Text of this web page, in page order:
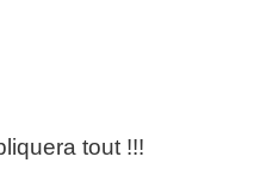
tout !!!